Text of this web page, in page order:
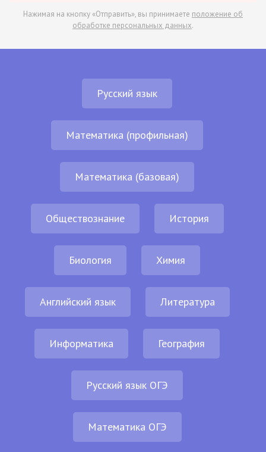
Нажимая на кнопку «Отправить», вы принимаете положение об
обработке персональных данных.
Русский язык
Математика (профильная)
Математика (базовая)
Обществознание История
Биология Химия
Английский язык Литература
Информатика География
Русский язык ОГЭ
Математика ОГЭ